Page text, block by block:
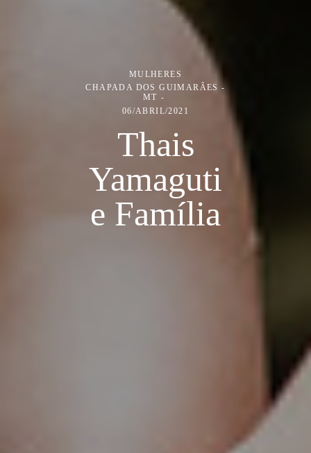
MULHERES
CHAPADA DOS GUIMARÃES -
MT
06/ABRIL/2021
Thais
Yamaguti
e Família